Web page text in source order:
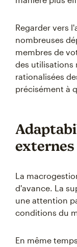
Regarder vers
nombreuses
membres de
des utilisations
rationalisées
précisément à
externes
La
d'avance. La
une attention
conditions du
En même